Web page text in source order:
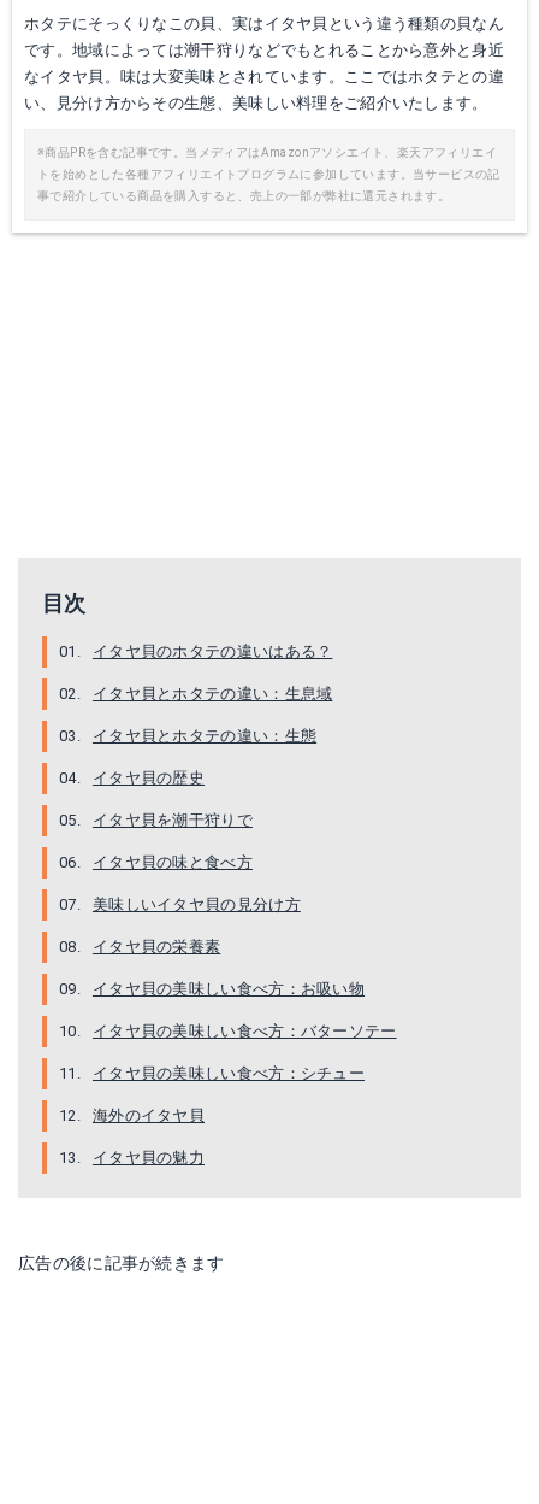
ホタテにそっくりなこの貝、実はイタヤ貝という違う種類の貝なん
です。地域によっては潮干狩りなどでもとれることから意外と身近
なイタヤ貝。味は大変美味とされています。ここではホタテとの違
い、見分け方からその生態、美味しい料理をご紹介いたします。
※商品PRを含む記事です。当メディアはAmazonアソシエイト、楽天アフィリエイ
トを始めとした各種アフィリエイトプログラムに参加しています。当サービスの記
事で紹介している商品を購入すると、売上の一部が弊社に還元されます。
目次
イタヤ貝のホタテの違いはある？
イタヤ貝とホタテの違い：生息域
イタヤ貝とホタテの違い：生態
イタヤ貝の歴史
イタヤ貝を潮干狩りで
イタヤ貝の味と食べ方
美味しいイタヤ貝の見分け方
イタヤ貝の栄養素
イタヤ貝の美味しい食べ方：お吸い物
イタヤ貝の美味しい食べ方：バターソテー
イタヤ貝の美味しい食べ方：シチュー
海外のイタヤ貝
イタヤ貝の魅力
広告の後に記事が続きます